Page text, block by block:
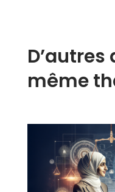
même